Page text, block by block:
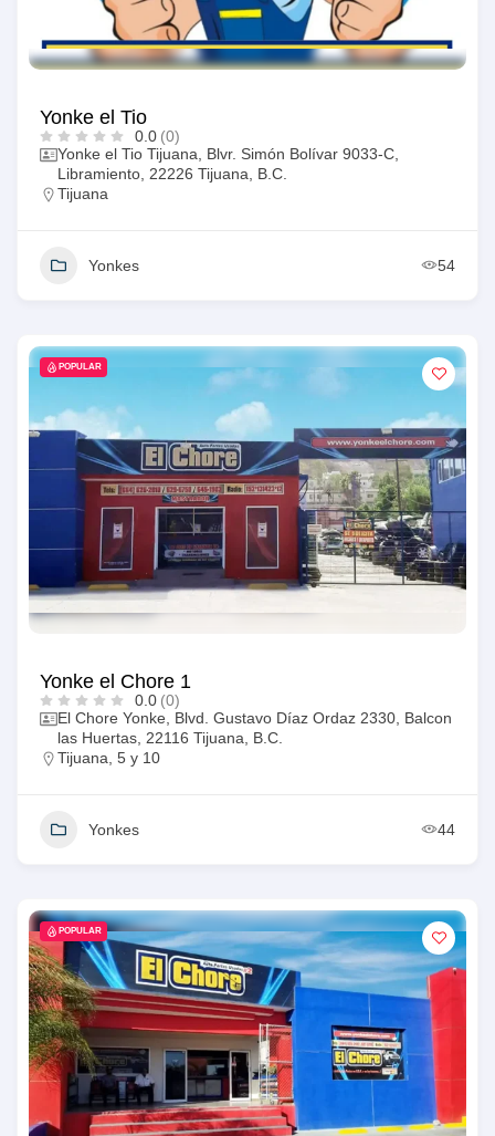
Yonke el Tio
0.0 (0)
Yonke el Tio Tijuana, Blvr. Simón Bolívar 9033-C,
Libramiento, 22226 Tijuana, B.C.
Tijuana
Yonkes 54
POPULAR
Yonke el Chore 1
0.0 (0)
El Chore Yonke, Blvd. Gustavo Díaz Ordaz 2330, Balcon
las Huertas, 22116 Tijuana, B.C.
Tijuana 5 y 10
Yonkes 44
POPULAR